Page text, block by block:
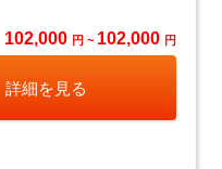
102,000 円 ~ 102,000 円
詳細を見る